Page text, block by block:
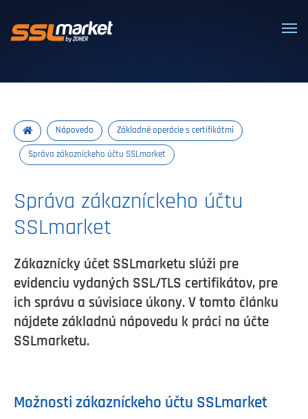
Dôveryhodné SSL/TLS certifikáty
Nápoveda Základné operácie s certifikátmi
Správa zákazníckeho účtu SSLmarket
Správa zákazníckeho účtu
SSLmarket
Zákaznícky účet SSLmarketu slúži pre
evidenciu vydaných SSL/TLS certifikátov, pre
ich správu a súvisiace úkony. V tomto článku
nájdete základnú nápovedu k práci na účte
SSLmarketu.
Možnosti zákazníckeho účtu SSLmarket